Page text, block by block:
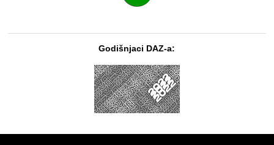
Godišnjaci DAZ-a: